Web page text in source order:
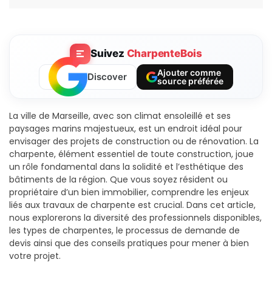
Suivez CharpenteBois
Discover
Ajouter comme
source préférée
La ville de Marseille, avec son climat ensoleillé et ses
paysages marins majestueux, est un endroit idéal pour
envisager des projets de construction ou de rénovation. La
charpente, élément essentiel de toute construction, joue
un rôle fondamental dans la solidité et l’esthétique des
bâtiments de la région. Que vous soyez résident ou
propriétaire d’un bien immobilier, comprendre les enjeux
liés aux travaux de charpente est crucial. Dans cet article,
nous explorerons la diversité des professionnels disponibles,
les types de charpentes, le processus de demande de
devis ainsi que des conseils pratiques pour mener à bien
votre projet.